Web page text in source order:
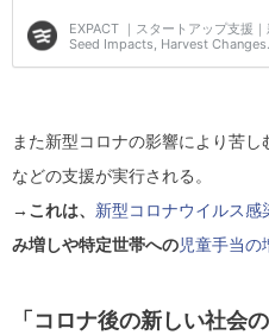
また新型コロナの影響により苦
などの支援が実行される。
→これは、 新型コロナウイルス感
み増しや特定世帯への児童手当の
「コロナ後の新しい社会の